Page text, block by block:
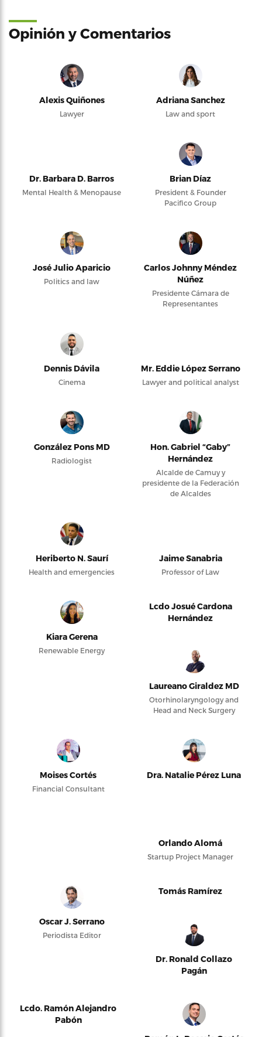
Opinión y Comentarios
Alexis Quiñones
Lawyer
Adriana Sanchez
Law and sport
Dr. Barbara D. Barros
Mental Health & Menopause
Brian Díaz
President & Founder
Pacifico Group
José Julio Aparicio
Politics and law
Carlos Johnny Méndez
Núñez
Presidente Cámara de
Representantes
Dennis Dávila
Cinema
Mr. Eddie López Serrano
Lawyer and political analyst
González Pons MD
Radiologist
Hon. Gabriel “Gaby”
Hernández
Alcalde de Camuy y
presidente de la Federación
de Alcaldes
Heriberto N. Saurí
Health and emergencies
Jaime Sanabria
Professor of Law
Kiara Gerena
Renewable Energy
Lcdo Josué Cardona
Hernández
Laureano Giraldez MD
Otorhinolaryngology and
Head and Neck Surgery
Moises Cortés
Financial Consultant
Dra. Natalie Pérez Luna
Orlando Alomá
Startup Project Manager
Oscar J. Serrano
Periodista Editor
Tomás Ramírez
Dr. Ronald Collazo
Pagán
Lcdo. Ramón Alejandro
Pabón